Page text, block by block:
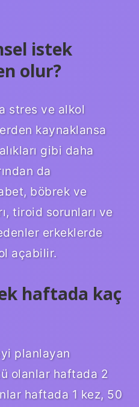
istek
olur?
stres ve alkol
kaynaklansa
gibi daha
da
böbrek ve
tiroid sorunları ve
erkeklerde
açabilir.
haftada kaç
planlayan
olanlar haftada 2
haftada 1 kez, 50